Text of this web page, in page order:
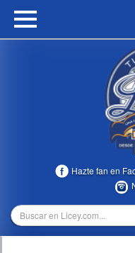
HOME
MULTIMEDIA
Hazte fan en